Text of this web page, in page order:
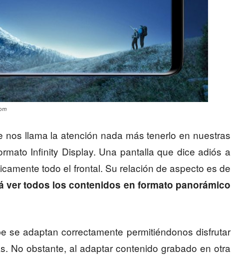
nos llama la atención nada más tenerlo en nuestras
Infinity Display. Una pantalla que dice adiós a
todo el frontal. Su relación de aspecto es de
ver todos los contenidos en formato panorámico
se adaptan correctamente permitiéndonos disfrutar
No obstante, al adaptar contenido grabado en otra